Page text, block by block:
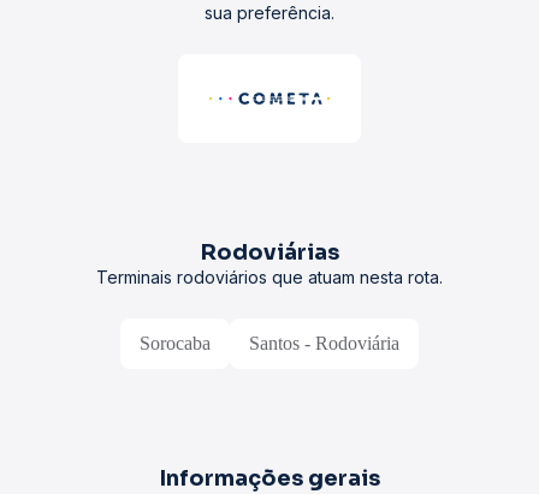
sua preferência.
Rodoviárias
Terminais rodoviários que atuam nesta rota.
Sorocaba Santos - Rodoviária
Informações gerais